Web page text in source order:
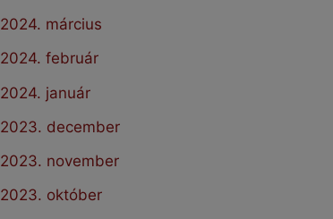
2024. március
2024. február
2024. január
2023. december
2023. november
2023. október